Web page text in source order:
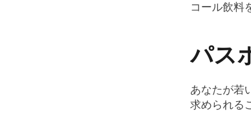
コール飲料
パス
あなたが若
求められる